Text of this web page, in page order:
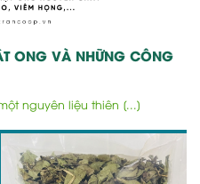
ONG VÀ NHỮNG CÔNG
nguyên liệu thiên [...]